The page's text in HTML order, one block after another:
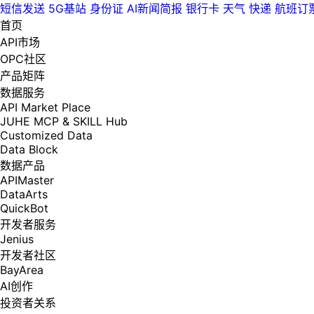
短信发送 5G基站 身份证 AI新闻简报 银行卡 天气 快递 航班订
首页
API市场
OPC社区
产品矩阵
数据服务
API Market Place
JUHE MCP & SKILL Hub
Customized Data
Data Block
数据产品
APIMaster
DataArts
QuickBot
开发者服务
Jenius
开发者社区
BayArea
AI创作
投资者关系